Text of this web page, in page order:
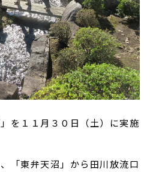
」を１１月３０日（土）に実施
「東弁天沼」から田川放流口